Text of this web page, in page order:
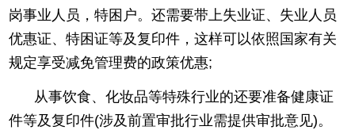
岗事业人员，特困户。还需要带上失业证、失业人员
优惠证、特困证等及复印件，这样可以依照国家有关
规定享受减免管理费的政策优惠;
从事饮食、化妆品等特殊行业的还要准备健康证
件等及复印件(涉及前置审批行业需提供审批意见)。